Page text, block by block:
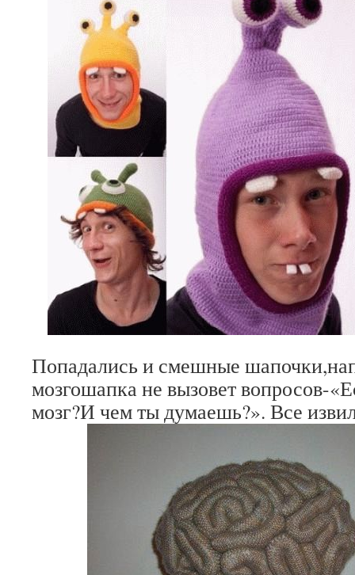
Попадались и смешные
мозгошапка не вызовет вопросов-
мозг?И чем ты думаешь?». Все